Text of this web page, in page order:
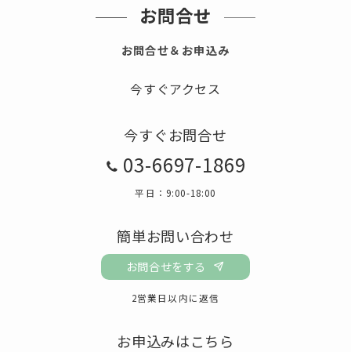
お問合せ
お問合せ＆お申込み
今すぐアクセス
今すぐお問合せ
03-6697-1869
平日：9:00-18:00
簡単お問い合わせ
お問合せをする
2営業日以内に返信
お申込みはこちら